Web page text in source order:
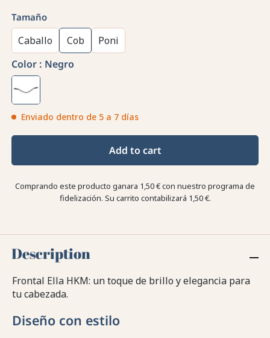
Tamaño
Caballo Cob
Poni
Color : Negro
Enviado dentro de 5 a 7 días
Add to cart
Comprando este producto ganara 1,50 €con nuestro programa de
fidelización. Su carrito contabilizará 1,50 €.
Description
Frontal Ella HKM: un toque de brillo y elegancia para
tu cabezada.
Diseño con estilo